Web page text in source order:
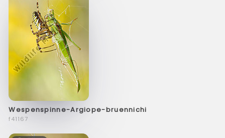
Wespenspinne-Argiope-bruennichi
f41167